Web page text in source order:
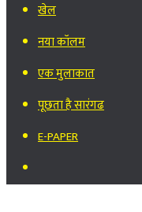
खेल
नया कॉलम
एक मुलाकात
पूछता है सारंगढ
E-PAPER